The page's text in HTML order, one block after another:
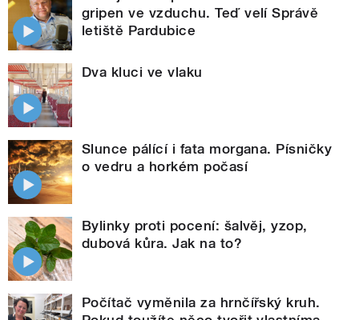
gripen ve vzduchu. Teď velí Správě
letiště Pardubice
Dva kluci ve vlaku
Slunce pálící i fata morgana. Písničky
o vedru a horkém počasí
Bylinky proti pocení: šalvěj, yzop,
dubová kůra. Jak na to?
Počítač vyměnila za hrnčířský kruh.